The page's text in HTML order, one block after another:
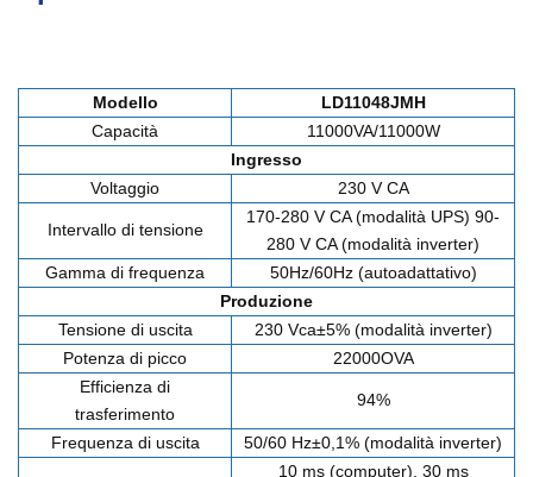
Modello
LD11048JMH
Capacità
11000VA/11000W
Ingresso
Voltaggio
230 V CA
Intervallo di tensione
170-280 V CA (modalità UPS) 90-
280 V CA (modalità inverter)
Gamma di frequenza
50Hz/60Hz (autoadattativo)
Produzione
Tensione di uscita
230 Vca±5% (modalità inverter)
Potenza di picco
22000OVA
Efficienza di
trasferimento
94%
Frequenza di uscita 50/60 Hz±0,1% (modalità inverter)
10 ms (computer), 30 ms